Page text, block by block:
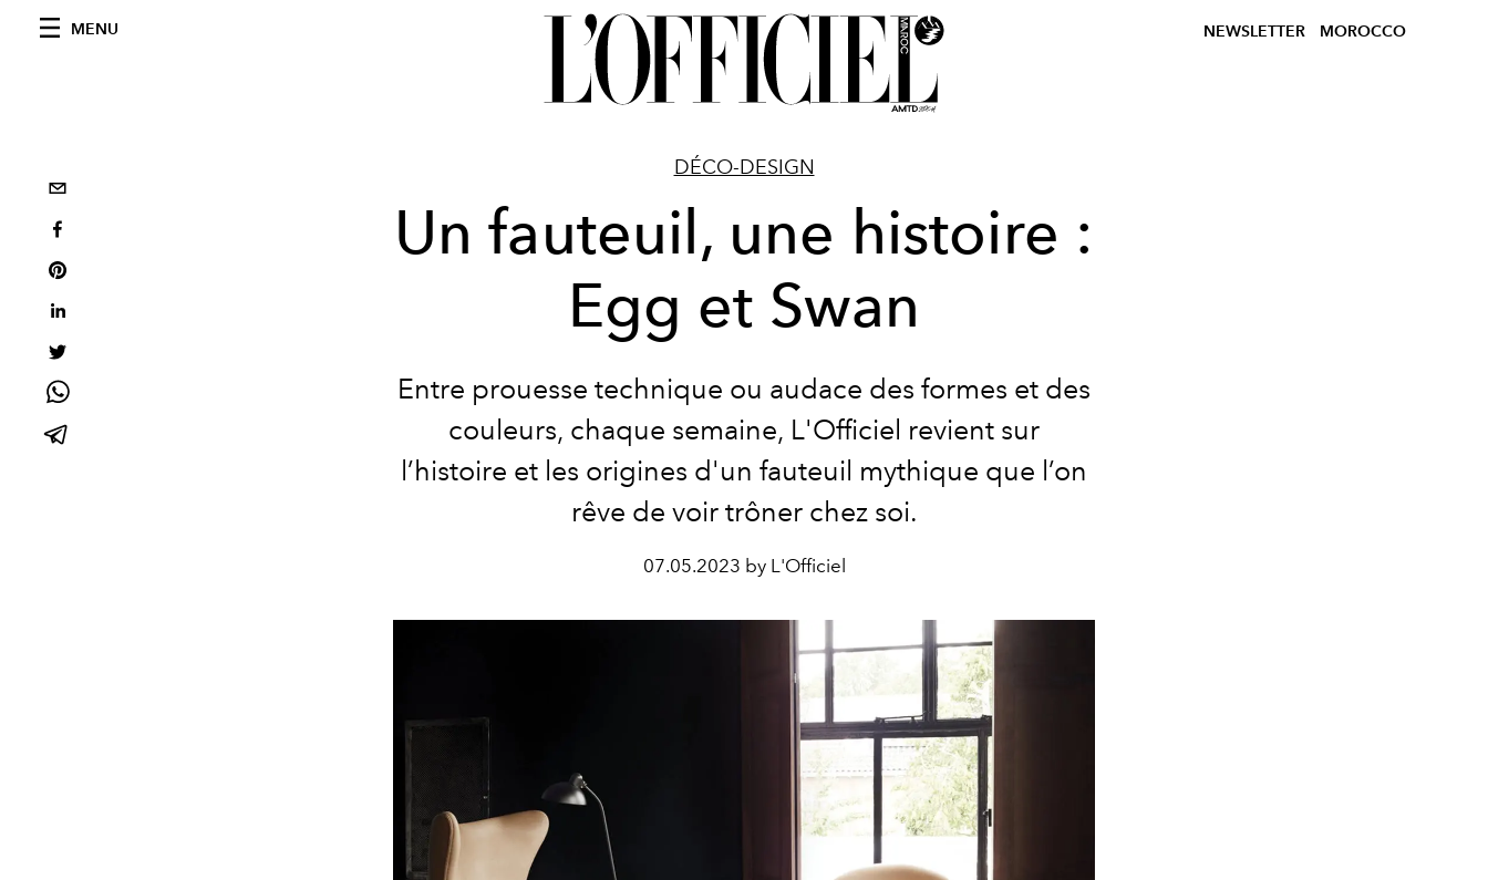
MENU NEWSLETTER MOROCCO
DÉCO-DESIGN
Un fauteuil, une histoire :
Egg et Swan
Entre prouesse technique ou audace des formes et des
couleurs, chaque semaine, L'Officiel revient sur
l’histoire et les origines d'un fauteuil mythique que l’on
rêve de voir trôner chez soi.
07.05.2023 by L'Officiel